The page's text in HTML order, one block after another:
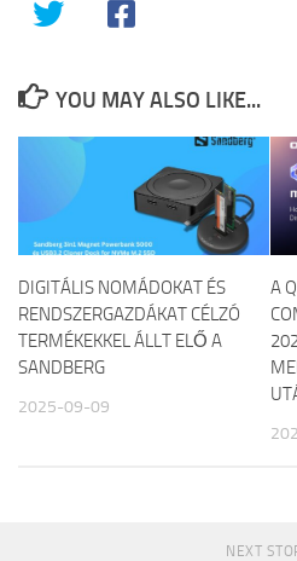
YOU MAY ALSO LIKE...
DIGITÁLIS NOMÁDOKAT ÉS
RENDSZERGAZDÁKAT CÉLZÓ
TERMÉKEKKEL ÁLLT ELŐ A
SANDBERG
2025-09-09
A
NEXT